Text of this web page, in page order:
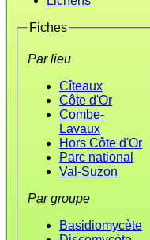
Fiches
Par lieu
Cîteaux
Côte d'Or
Combe-
Lavaux
Hors Côte d'Or
Parc national
Val-Suzon
Par groupe
Basidiomycète